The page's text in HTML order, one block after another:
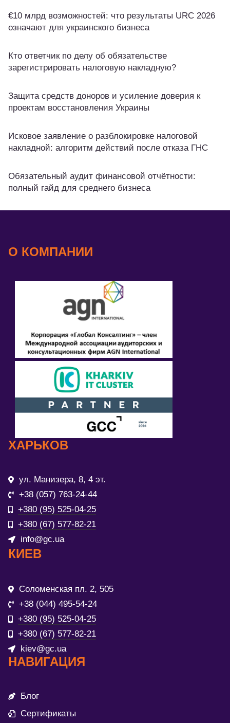
€10 млрд возможностей: что результаты URC 2026
означают для украинского бизнеса
Кто ответчик по делу об обязательстве
зарегистрировать налоговую накладную?
Защита средств доноров и усиление доверия к
проектам восстановления Украины
Исковое заявление о разблокировке налоговой
накладной: алгоритм действий после отказа ГНС
Обязательный аудит финансовой отчётности:
полный гайд для среднего бизнеса
О КОМПАНИИ
ХАРЬКОВ
ул. Манизера, 8, 4 эт.
+38 (057) 763-24-44
+380 (95) 525-04-25
+380 (67) 577-82-21
info@gc.ua
КИЕВ
Соломенская пл. 2, 505
+38 (044) 495-54-24
+380 (95) 525-04-25
+380 (67) 577-82-21
kiev@gc.ua
НАВИГАЦИЯ
Блог
Сертификаты